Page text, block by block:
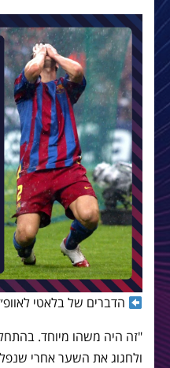
הדברים של בלאטי
"זה היה משהו מיוחד.
ולחגוג את השער אחרי